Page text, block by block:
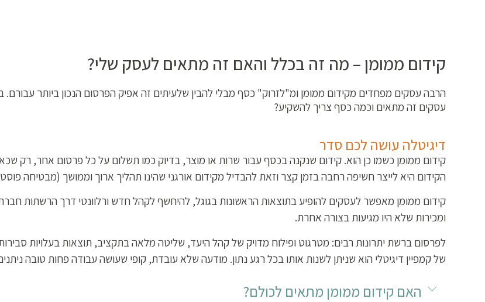
קידום ממומן – מה זה בכלל והאם זה מתאים לעסק שלי?
הרבה עסקים מפחדים מקידום ממומן ומ"לזרוק" כסף מבלי להבין שלעיתים זה אפיק הפרסום הנכון ביותר
עסקים זה מתאים וכמה כסף צריך להשקיע?
דיגיטלה עושה לכם סדר
קידום ממומן כשמו כן הוא. קידום שנקנה בכסף עבור שרות או מוצר, בדיוק כמו תשלום על כל פרסום אחר, רק
הקידום היא לייצר חשיפה רחבה בזמן קצר וזאת להבדיל מקידום אורגני שהינו תהליך ארוך וממושך (מבטיחה
קידום ממומן מאפשר לעסקים להופיע בתוצאות הראשונות בגוגל, להיחשף לקהל חדש ורלוונטי דרך הרשתות
ומכירות שלא היו מגיעות בצורה אחרת.
לפרסום ברשת יתרונות רבים: מטרגוט ופילוח מדויק של קהל היעד, שליטה מלאה בתקציב, תוצאות בעלויות סבירות
של קמפיין דיגיטלי הוא שניתן לשנות אותו בכל רגע נתון. מודעה שלא עובדת, קופי שעושה עבודה פחות טובה
האם קידום ממומן מתאים לכולם?